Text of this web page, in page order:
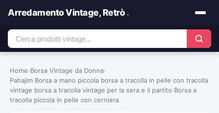
Arredamento Vintage, Retrò.
Home›Borsa Vintage da Donna›
Pahajim Borsa a mano piccola borsa a tracolla in pelle con tracolla
vintage borsa a tracolla vintage per la sera e il partito Borsa a
tracolla piccola in pelle con cerniera